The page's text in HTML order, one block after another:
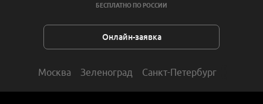
БЕСПЛАТНО ПО РОССИИ
Онлайн-заявка
Москва Зеленоград Санкт-Петербург